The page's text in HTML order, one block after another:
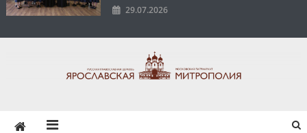
29.07.2026